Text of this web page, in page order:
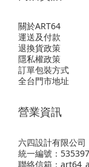
關於ART64
運送及付款
退換貨政策
隱私權政策
訂單包裝方式
全台門市地址
營業資訊
六四設計有限公司
統一編號：
聯絡信箱：